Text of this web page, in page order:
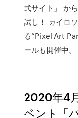
式サイト」 か
試し！ カイロ
る“Pixel Art
ールも開催中。
2020年4
ベント「